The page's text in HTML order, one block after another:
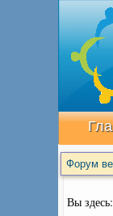
Форум
Вы здесь: